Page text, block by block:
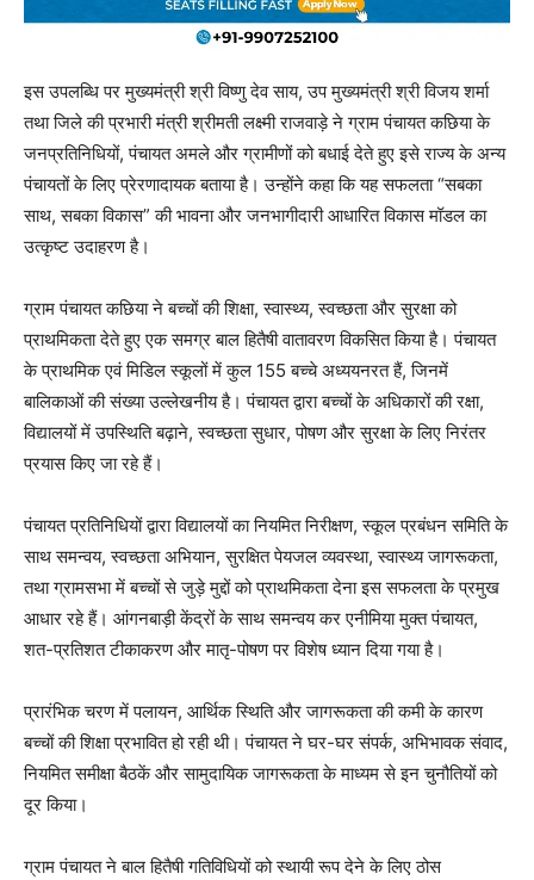
इस उपलब्धि पर मुख्यमंत्री श्री विष्णु देव साय, उप मुख्यमंत्री श्री विजय शर्मा
तथा जिले की प्रभारी मंत्री श्रीमती लक्ष्मी राजवाड़े ने ग्राम पंचायत कछिया के
जनप्रतिनिधियों, पंचायत अमले और ग्रामीणों को बधाई देते हुए इसे राज्य के अन्य
पंचायतों के लिए प्रेरणादायक बताया है। उन्होंने कहा कि यह सफलता “सबका
साथ, सबका विकास” की भावना और जनभागीदारी आधारित विकास मॉडल का
उत्कृष्ट उदाहरण है।
ग्राम पंचायत कछिया ने बच्चों की शिक्षा, स्वास्थ्य, स्वच्छता और सुरक्षा को
प्राथमिकता देते हुए एक समग्र बाल हितैषी वातावरण विकसित किया है। पंचायत
के प्राथमिक एवं मिडिल स्कूलों में कुल 155 बच्चे अध्ययनरत हैं, जिनमें
बालिकाओं की संख्या उल्लेखनीय है। पंचायत द्वारा बच्चों के अधिकारों की रक्षा,
विद्यालयों में उपस्थिति बढ़ाने, स्वच्छता सुधार, पोषण और सुरक्षा के लिए निरंतर
प्रयास किए जा रहे हैं।
पंचायत प्रतिनिधियों द्वारा विद्यालयों का नियमित निरीक्षण, स्कूल प्रबंधन समिति के
साथ समन्वय, स्वच्छता अभियान, सुरक्षित पेयजल व्यवस्था, स्वास्थ्य जागरूकता,
तथा ग्रामसभा में बच्चों से जुड़े मुद्दों को प्राथमिकता देना इस सफलता के प्रमुख
आधार रहे हैं। आंगनबाड़ी केंद्रों के साथ समन्वय कर एनीमिया मुक्त पंचायत,
शत-प्रतिशत टीकाकरण और मातृ-पोषण पर विशेष ध्यान दिया गया है।
प्रारंभिक चरण में पलायन, आर्थिक स्थिति और जागरूकता की कमी के कारण
बच्चों की शिक्षा प्रभावित हो रही थी। पंचायत ने घर-घर संपर्क, अभिभावक संवाद,
नियमित समीक्षा बैठकें और सामुदायिक जागरूकता के माध्यम से इन चुनौतियों को
दूर किया।
ग्राम पंचायत ने बाल हितैषी गतिविधियों को स्थायी रूप देने के लिए ठोस